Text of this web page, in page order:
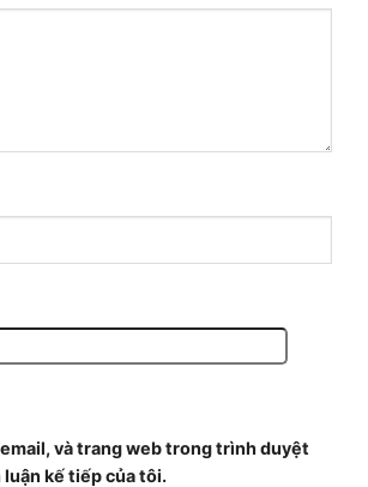
và trang web trong trình duyệt
luận kế tiếp của tôi.